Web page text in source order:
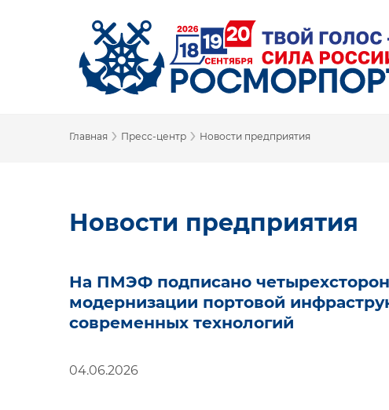
Главная › Пресс-центр › Новости предприятия
Новости предприятия
На ПМЭФ подписано
модернизации портовой
современных технологий
04.06.2026